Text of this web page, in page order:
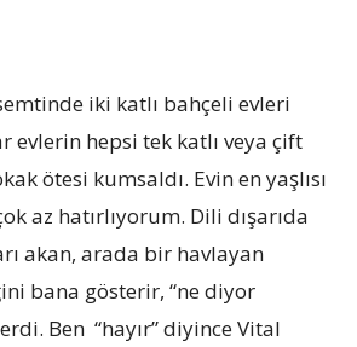
iki katlı bahçeli evleri
evlerin hepsi tek katlı veya çift
ötesi kumsaldı. Evin en yaşlısı
az hatırlıyorum. Dili dışarıda
akan, arada bir havlayan
bana gösterir, “ne diyor
Ben “hayır” diyince Vital